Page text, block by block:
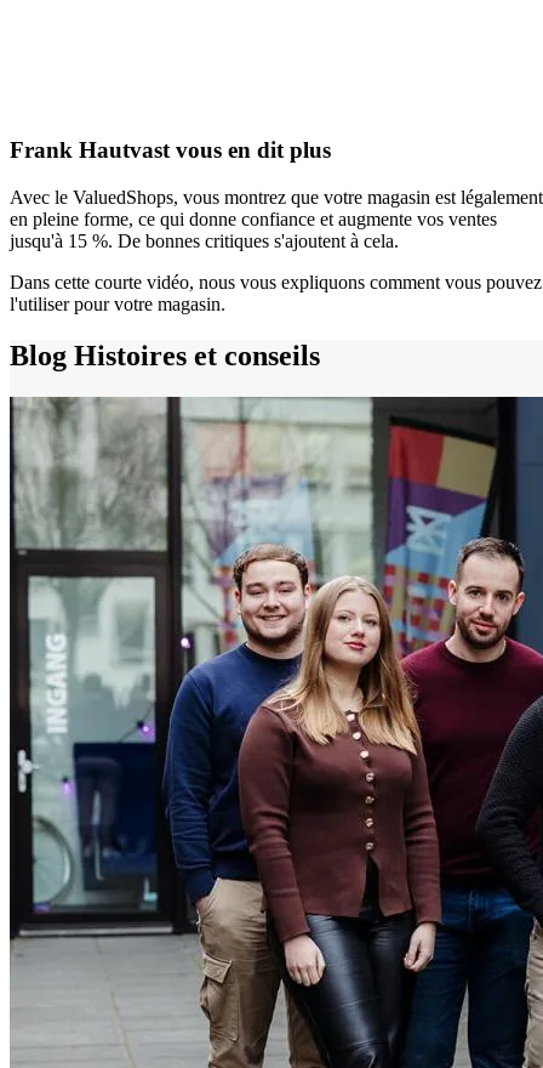
Frank Hautvast vous en dit plus
Avec le ValuedShops, vous montrez que votre magasin est légalement
en pleine forme, ce qui donne confiance et augmente vos ventes
jusqu'à 15 %. De bonnes critiques s'ajoutent à cela.
Dans cette courte vidéo, nous vous expliquons comment vous pouvez
l'utiliser pour votre magasin.
Blog Histoires et conseils